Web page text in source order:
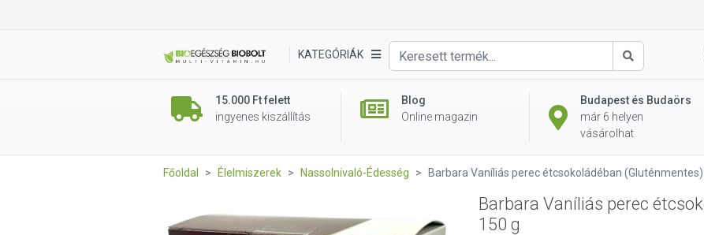
KATEGÓRIÁK
Keresés
15.000 Ft felett
ingyenes kiszállítás
Blog
Online magazin
Budapest és Budaörs
már 6 helyen
vásárolhat
Főoldal Élelmiszerek Nassolnivaló-Édesség Barbara Vaníliás perec étcsokoládéban
Barbara Vaníliás perec
150 g